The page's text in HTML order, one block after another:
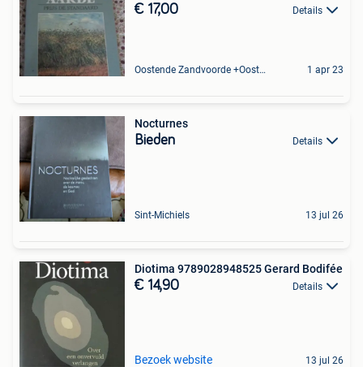
€ 17,00 Details
Oostende Zandvoorde +Oostende 1 apr 23
Nocturnes
Bieden Details
Sint-Michiels 13 jul 26
Diotima 9789028948525 Gerard Bodifée
€ 14,90 Details
Bezoek website 13 jul 26